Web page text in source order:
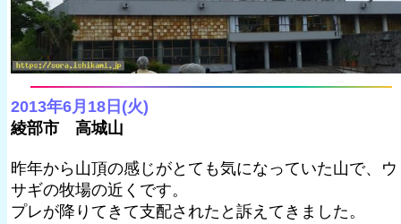
2013年6月18日(火)
綾部市 高城山
昨年から山頂の感じがとても気になっていた山で、ウ
サギの牧場の近くです。
プレが降りてきて支配されたと訴えてきました。